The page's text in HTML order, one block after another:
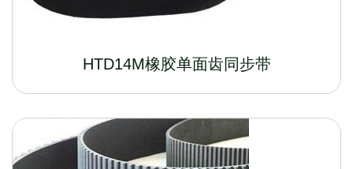
HTD14M橡胶单面齿同步带